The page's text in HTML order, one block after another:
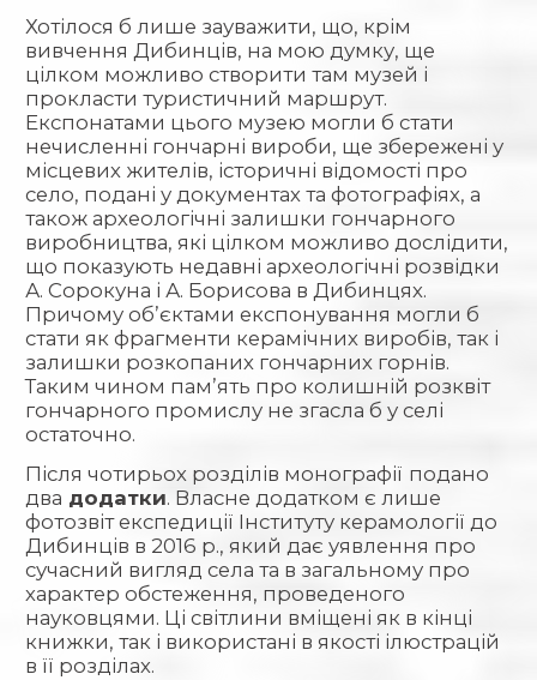
Хотілося б лише зауважити, що, крім
вивчення Дибинців, на мою думку, ще
цілком можливо створити там музей і
прокласти туристичний маршрут.
Експонатами цього музею могли б стати
нечисленні гончарні вироби, ще збережені у
місцевих жителів, історичні відомості про
село, подані у документах та фотографіях, а
також археологічні залишки гончарного
виробництва, які цілком можливо дослідити,
що показують недавні археологічні розвідки
А. Сорокуна і А. Борисова в Дибинцях.
Причому об’єктами експонування могли б
стати як фрагменти керамічних виробів, так і
залишки розкопаних гончарних горнів.
Таким чином пам’ять про колишній розквіт
гончарного промислу не згасла б у селі
остаточно.
Після чотирьох розділів монографії подано
два додатки. Власне додатком є лише
фотозвіт експедиції Інституту керамології до
Дибинців в 2016 р., який дає уявлення про
сучасний вигляд села та в загальному про
характер обстеження, проведеного
науковцями. Ці світлини вміщені як в кінці
книжки, так і використані в якості ілюстрацій
в її розділах.